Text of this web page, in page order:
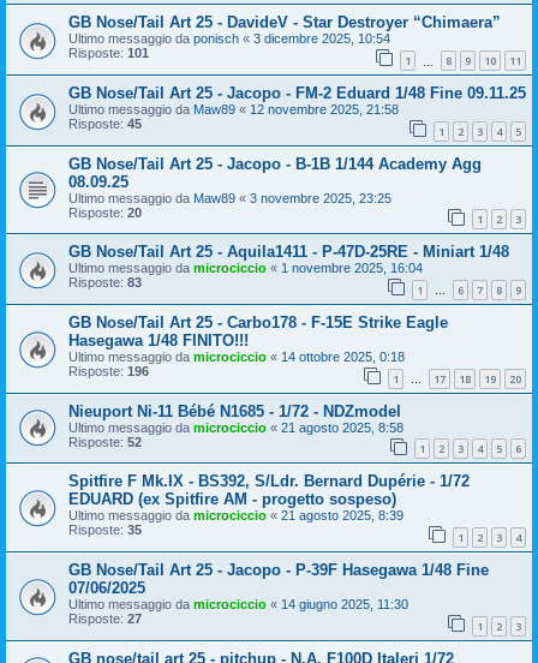
GB Nose/Tail Art 25 - DavideV - Star Destroyer “Chimaera”
Ultimo messaggio da ponisch « 3 dicembre 2025, 10:54
Risposte: 101 1 8 9 10 11
GB Nose/Tail Art 25 - Jacopo - FM-2 Eduard 1/48 Fine 09.11.25
Ultimo messaggio da Maw89 « 12 novembre 2025, 21:58
Risposte: 45 1 2 3 4 5
GB Nose/Tail Art 25 - Jacopo - B-1B 1/144 Academy Agg
08.09.25
Ultimo messaggio da Maw89 « 3 novembre 2025, 23:25
Risposte: 20 1 2 3
GB Nose/Tail Art 25 - Aquila1411 - P-47D-25RE - Miniart 1/48
Ultimo messaggio da microciccio « 1 novembre 2025, 16:04
Risposte: 83 1 … 6 7 8 9
GB Nose/Tail Art 25 - Carbo178 - F-15E Strike Eagle
Hasegawa 1/48 FINITO!!!
Ultimo messaggio da microciccio « 14 ottobre 2025, 0:18
Risposte: 196 1 … 17 18 19 20
Nieuport Ni-11 Bébé N1685 - 1/72 - NDZmodel
Ultimo messaggio da microciccio « 21 agosto 2025, 8:58
Risposte: 52 1 2 3 4 5 6
Spitfire F Mk.IX - BS392, S/Ldr. Bernard Dupérie - 1/72
EDUARD (ex Spitfire AM - progetto sospeso)
Ultimo messaggio da microciccio « 21 agosto 2025, 8:39
Risposte: 35 1 2 3 4
GB Nose/Tail Art 25 - Jacopo - P-39F Hasegawa 1/48 Fine
07/06/2025
Ultimo messaggio da microciccio « 14 giugno 2025, 11:30
Risposte: 27 1 2 3
GB nose/tail art 25 - pitchup - N.A. F100D Italeri 1/72